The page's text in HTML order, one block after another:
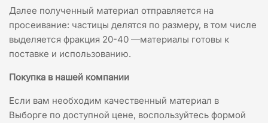
Далее полученный материал отправляется на
просеивание: частицы делятся по размеру, в том числе
выделяется фракция 20-40 —материалы готовы к
поставке и использованию.
Покупка в нашей компании
Если вам необходим качественный материал в
Выборге по доступной цене, воспользуйтесь формой